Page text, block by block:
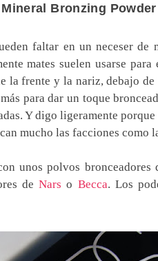
Bronzing Powder
faltar en un neceser de
mates suelen usarse para
la frente y la nariz, debajo
para dar un toque
Y digo ligeramente
mucho las facciones como
unos polvos bronceadores
deNars o Becca. Los